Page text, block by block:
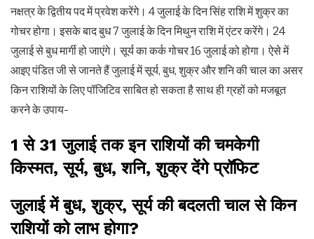
नक्षत्र के द्वितीय पद में प्रवेश करेंगे। 4 जुलाई के दिन सिंह राशि में शुक्र का
गोचर होगा। इसके बाद बुध 7 जुलाई के दिन मिथुन राशि में एंटर करेंगे। 24
जुलाई से बुध मार्गी हो जाएंगे। सूर्य का कर्क गोचर 16 जुलाई को होगा। ऐसे में
आइए पंडित जी से जानते हैं जुलाई में सूर्य, बुध, शुक्र और शनि की चाल का असर
किन राशियों के लिए पॉजिटिव साबित हो सकता है साथ ही ग्रहों को मजबूत
करने के उपाय-
1 से 31 जुलाई तक इन राशियों की चमकेगी
किस्मत, सूर्य, बुध, शनि, शुक्र देंगे प्रॉफिट
जुलाई में बुध, शुक्र, सूर्य की बदलती चाल से किन
राशियों को लाभ होगा?